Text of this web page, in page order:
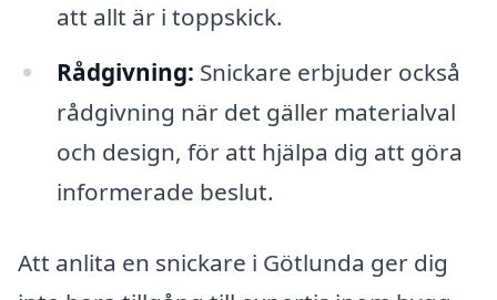
att allt är i toppskick.
Rådgivning: Snickare erbjuder också
rådgivning när det gäller materialval
och design, för att hjälpa dig att göra
informerade beslut.
Att anlita en snickare i Götlunda ger dig